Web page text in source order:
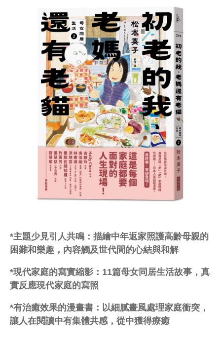
*主題少見引人共鳴：描繪中年返家照護高齡母親的
困難和樂趣，內容觸及世代間的心結與和解
*現代家庭的寫實縮影：11篇母女同居生活故事，真
實反應現代家庭的寫照
*有治癒效果的漫畫書：以細膩畫風處理家庭衝突，
讓人在閱讀中有集體共感，從中獲得療癒